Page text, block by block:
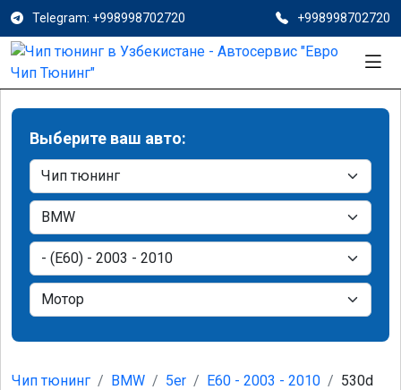
Telegram: +998998702720 +998998702720
Выберите ваш авто:
Чип тюнинг BMW 5er E60 - 2003 - 2010 530d